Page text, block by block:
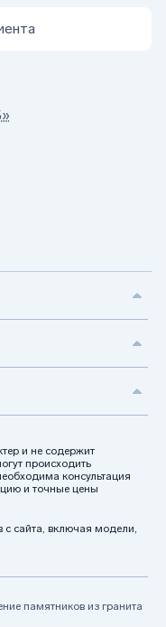
и не содержит
происходить
консультация
и точные цены
сайта, включая модели,
памятников из гранита